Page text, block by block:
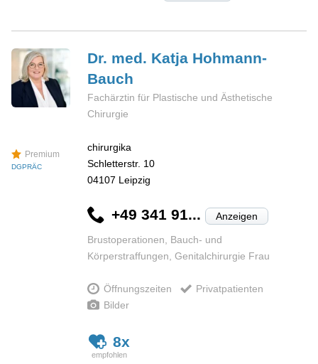
Premium
DGPRÄC
Dr. med. Katja Hohmann-
Bauch
Fachärztin für Plastische und Ästhetische
Chirurgie
chirurgika
Schletterstr. 10
04107 Leipzig
+49 341 91... Anzeigen
Brustoperationen, Bauch- und
Körperstraffungen, Genitalchirurgie Frau
Öffnungszeiten
Privatpatienten
Bilder
8x